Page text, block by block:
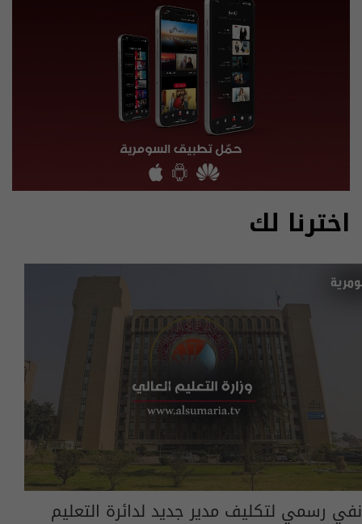
اخترنا لك
نفي رسمي لتكليف مدير جديد لدائرة التعليم